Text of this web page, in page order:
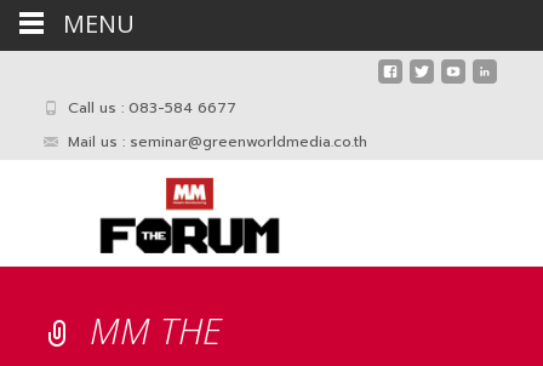
Call us : 083-584 6677
Mail us : seminar@greenworldmedia.co.th
MM THE
MENU